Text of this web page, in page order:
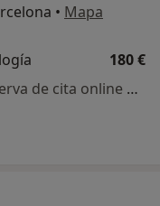
• Mapa
180 €
Este especialista no ofrece reserva de cita online en esta dirección.